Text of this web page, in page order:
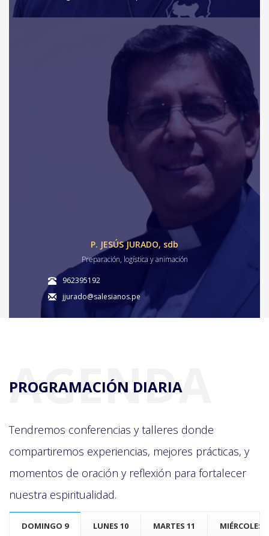
P. JESÚS JURADO, sdb
Preparación, logística y animación
962395192
jjurado@salesianos.pe
AGENDA
PROGRAMACIÓN DIARIA
Tendremos conferencias y talleres donde
compartiremos experiencias, mejores prácticas, y
momentos de oración y reflexión para fortalecer
nuestra espiritualidad.
DOMINGO 9 LUNES 10 MARTES 11 MIÉRCOLES